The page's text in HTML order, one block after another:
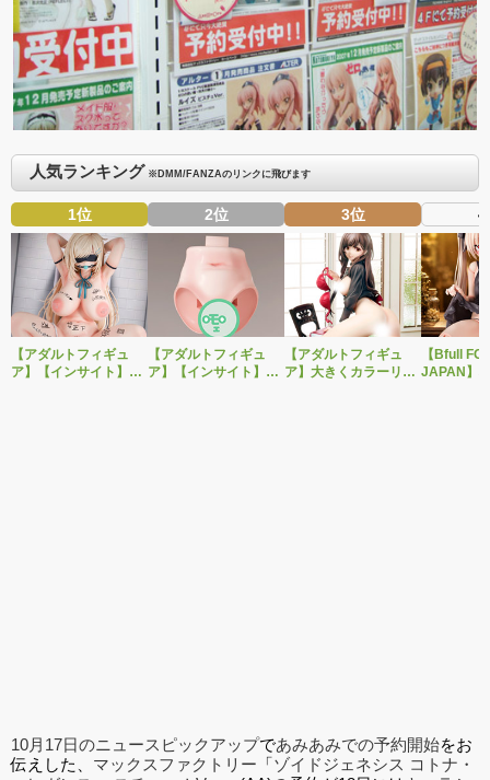
人気ランキング ※DMM/FANZAのリンクに飛びます
1位
【アダルトフィギュ
ア】【インサイト】肉
2位
【アダルトフィギュ
ア】【インサイト】ベ
3位
【アダルトフィギュ
ア】大きくカラーリン
4
【Bfull
JAPAN】
10月17日のニュースピックアップであみあみでの予約開始をお
伝えした、 マックスファクトリー 「ゾイドジェネシス コトナ・